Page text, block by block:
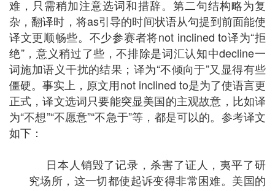
难，只需稍加注意选词和措辞。第二句结构略为复
杂，翻译时，将as引导的时间状语从句提到前面能使
译文更顺畅些。不少参赛者将not inclined to译为“拒
绝”，意义稍过了些，不排除是词汇认知中decline一
词施加语义干扰的结果；译为“不倾向于”又显得有些
僵硬。事实上，原文用not inclined to是为了使语言更
正式，译文选词只要能突显美国的主观故意，比如译
为“不想”“不愿意”“不急于”等，都是可以的。参考译文
如下：
日本人销毁了记录，杀害了证人，夷平了研
究场所，这一切都使起诉变得非常困难。美国的